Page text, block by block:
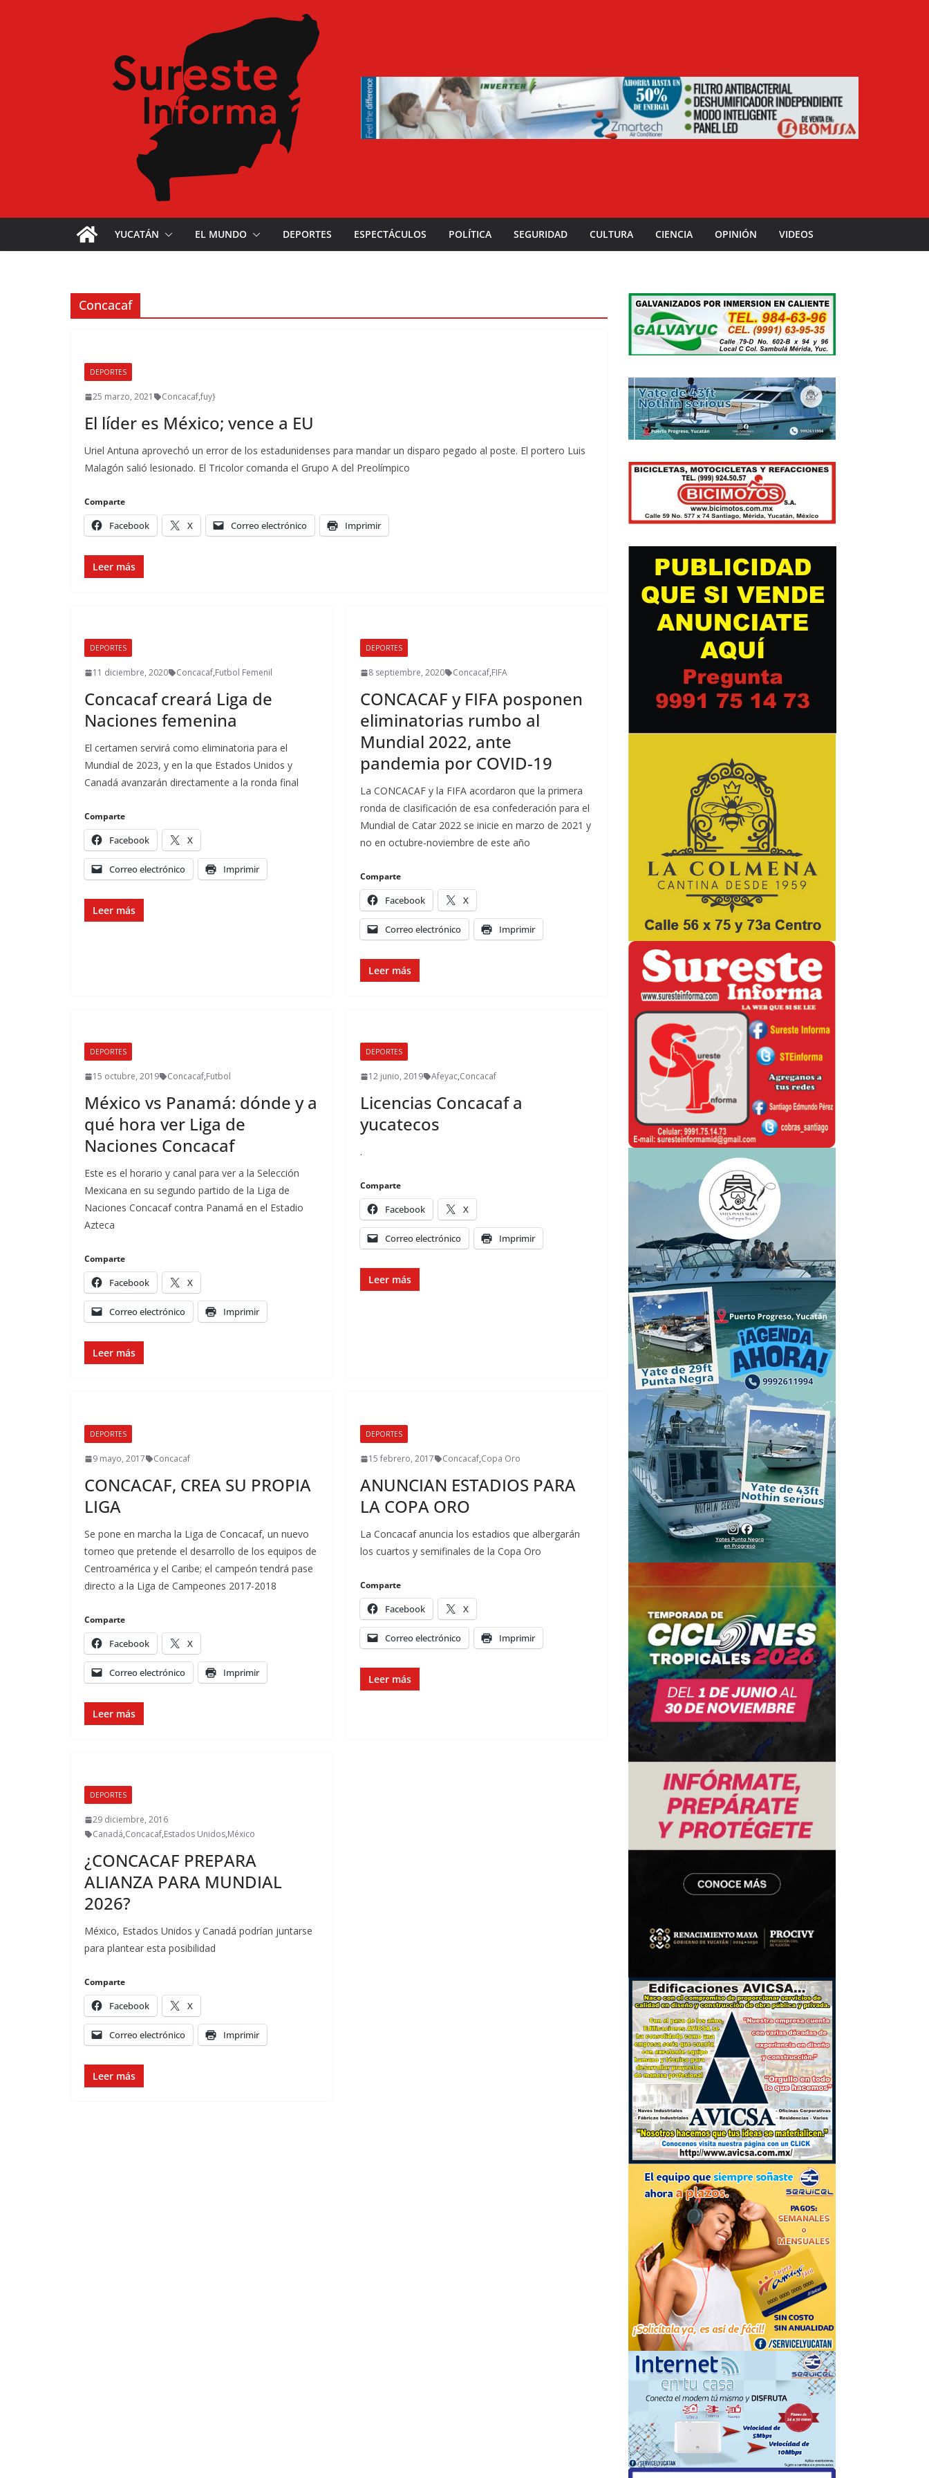
YUCATÁN EL MUNDO DEPORTES ESPECTÁCULOS POLÍTICA SEGURIDAD CULTURA CIENCIA OPINIÓN VIDEOS
Concacaf
DEPORTES
25 marzo, 2021 Concacaf,fuy}
El líder es México; vence a EU
Uriel Antuna aprovechó un error de los estadunidenses para mandar un disparo pegado al poste. El portero Luis
Malagón salió lesionado. El Tricolor comanda el Grupo A del Preolímpico
Comparte
Facebook X Correo electrónico Imprimir
Leer más
DEPORTES
11 diciembre, 2020 Concacaf,Futbol Femenil
Concacaf creará Liga de
Naciones femenina
El certamen servirá como eliminatoria para el
Mundial de 2023, y en la que Estados Unidos y
Canadá avanzarán directamente a la ronda final
Comparte
Facebook X
Correo electrónico Imprimir
Leer más
DEPORTES
8 septiembre, 2020 Concacaf,FIFA
CONCACAF y FIFA posponen
eliminatorias rumbo al
Mundial 2022, ante
pandemia por COVID-19
La CONCACAF y la FIFA acordaron que la primera
ronda de clasificación de esa confederación para el
Mundial de Catar 2022 se inicie en marzo de 2021 y
no en octubre-noviembre de este año
Comparte
Facebook X
Correo electrónico Imprimir
Leer más
DEPORTES
15 octubre, 2019 Concacaf,Futbol
México vs Panamá: dónde y a
qué hora ver Liga de
Naciones Concacaf
Este es el horario y canal para ver a la Selección
Mexicana en su segundo partido de la Liga de
Naciones Concacaf contra Panamá en el Estadio
Azteca
Comparte
Facebook X
Correo electrónico Imprimir
Leer más
DEPORTES
12 junio, 2019 Afeyac,Concacaf
Licencias Concacaf a
yucatecos
.
Comparte
Facebook X
Correo electrónico Imprimir
Leer más
DEPORTES
9 mayo, 2017 Concacaf
CONCACAF, CREA SU PROPIA
LIGA
Se pone en marcha la Liga de Concacaf, un nuevo
torneo que pretende el desarrollo de los equipos de
Centroamérica y el Caribe; el campeón tendrá pase
directo a la Liga de Campeones 2017-2018
Comparte
Facebook X
Correo electrónico Imprimir
Leer más
DEPORTES
15 febrero, 2017 Concacaf,Copa Oro
ANUNCIAN ESTADIOS PARA
LA COPA ORO
La Concacaf anuncia los estadios que albergarán
los cuartos y semifinales de la Copa Oro
Comparte
Facebook X
Correo electrónico Imprimir
Leer más
DEPORTES
29 diciembre, 2016
Canadá,Concacaf,Estados Unidos,México
¿CONCACAF PREPARA
ALIANZA PARA MUNDIAL
2026?
México, Estados Unidos y Canadá podrían juntarse
para plantear esta posibilidad
Comparte
Facebook X
Correo electrónico Imprimir
Leer más